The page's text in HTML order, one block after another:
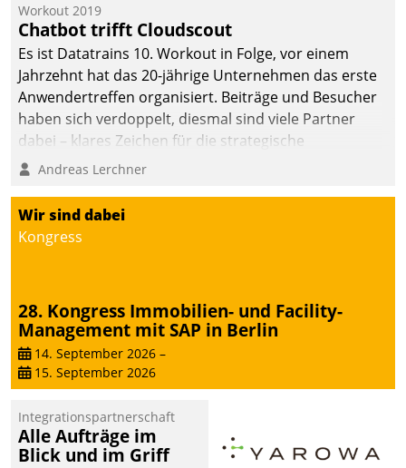
Quartier. Dazwischen
zeigte Datatrain, was es
Neues zu bieten hat.
Workout 2019
Chatbot trifft Cloudscout
Es ist Datatrains 10. Workout in Folge, vor einem
Jahrzehnt hat das 20-jährige Unternehmen das erste
Anwendertreffen organisiert. Beiträge und Besucher
haben sich verdoppelt, diesmal sind viele Partner
dabei – klares Zeichen für die strategische
Fokussierung auf den Kunden.
Andreas Lerchner
Wir sind dabei
Kongress
28. Kongress Immobilien- und Facility-
Management mit SAP in Berlin
14. September 2026 –
15. September 2026
Integrationspartnerschaft
Alle Aufträge im
Blick und im Griff